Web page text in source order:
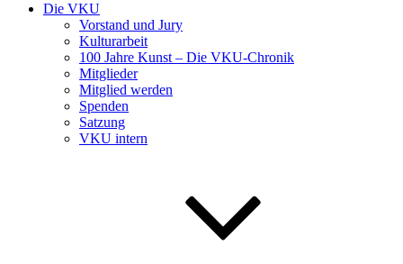
Die VKU
Vorstand und Jury
Kulturarbeit
100 Jahre Kunst – Die VKU-Chronik
Mitglieder
Mitglied werden
Spenden
Satzung
VKU intern